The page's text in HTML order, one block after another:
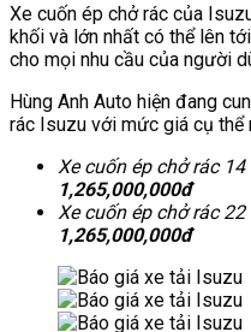
Xe cuốn ép chở rác của
khối và lớn nhất có thể lên
cho mọi nhu cầu của người
Hùng Anh Auto hiện đang
rác Isuzu với mức giá cụ thể
Xe cuốn ép chở rác
1,265,000,000đ
Xe cuốn ép chở rác
1,265,000,000đ